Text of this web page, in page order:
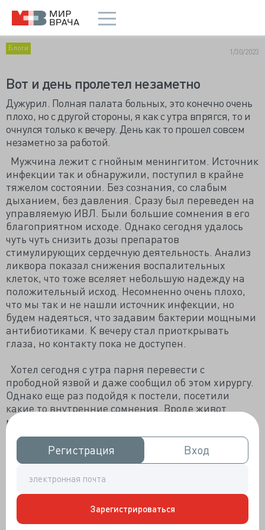
Регистрация
Регистрация Вход
Вход
Зарегистрироваться
Блоги 1/30/2023
Вот и день пролетел незаметно
Дужурил. Полная палата больных, это конечно очень
плохо, но с другой стороны, я как с утра впрягся, то и
очнулся только к вечеру. День как то прошел совсем
незаметно за работой.
Мужчина лежит с гнойным менингитом. Источник
инфекции так и обнаружили, поступил в крайне
тяжелом состоянии. Без сознания, со слабым
дыханием, без давления. Сразу был переведен на
управляемую ИВЛ. Были большие сомнения в его
благоприятном исходе. Однако сегодня удалось
чуть чуть снизить дозы препаратов
стимулирующих сердечную деятельность. Анализ
ликвора показал снижения воспалительных
клеток, что тоже вселяет небольшую надежду на
положительный исход. Несомненно очень плохо,
что мы так и не нашли источник инфекции, но
будем надеяться, что задавим бактерии мощными
антибиотиками. К вечеру стал приоткрывать
глаза, но контакту пока не доступен.
Хотел сегодня с утра парня перевести с
прободной язвой и даже сообщил об этом хирургу.
Однако еще раз подойдя к постели, посетили
какие то внутренние сомнения. Вроде живот
мягкий, но поддут, да и кишки пока не
запустились, да и язык суховат, не долит. Полная
палата, хотелось бы его сразу перевести, но червь
сомнения переубедил, да и коллега тоже мои
уже после обеда, когда поступил еще один
пациент, я спокойно перевел в хирургию уже
вполне компенсированного.